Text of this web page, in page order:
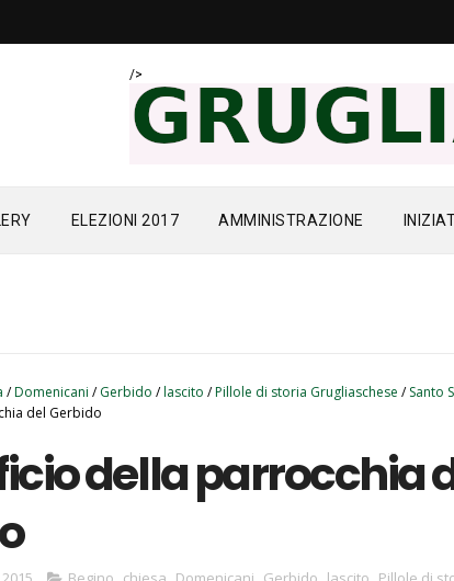
/>
ELEZIONI 2017 AMMINISTRAZIONE
/Domenicani / Gerbido /lascito /Pillole di storia Grugliaschese / Santo
del Gerbido
della parrocchia